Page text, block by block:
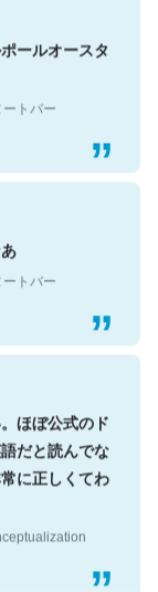
ールオースタ
トバー
トバー
ほぼ公式のド
だと読んでな
に正しくてわ